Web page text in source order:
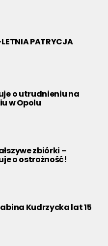
LETNIA PATRYCJA
o utrudnieniu na
w Opolu
zbiórki –
o ostrożność!
Kudrzycka lat 15